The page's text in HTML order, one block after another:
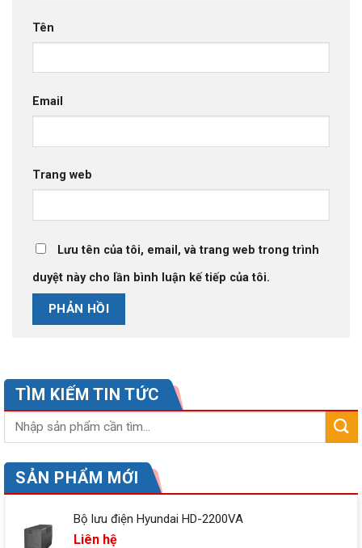
Tên
Email
Trang web
Lưu tên của tôi, email, và trang web trong trình
duyệt này cho lần bình luận kế tiếp của tôi.
TÌM KIẾM TIN TỨC
SẢN PHẨM MỚI
Bộ lưu điện Hyundai HD-2200VA
Liên hệ